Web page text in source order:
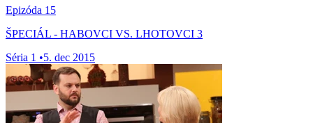
Epizóda 15
ŠPECIÁL - HABOVCI VS. LHOTOVCI 3
Séria 1 •5. dec 2015